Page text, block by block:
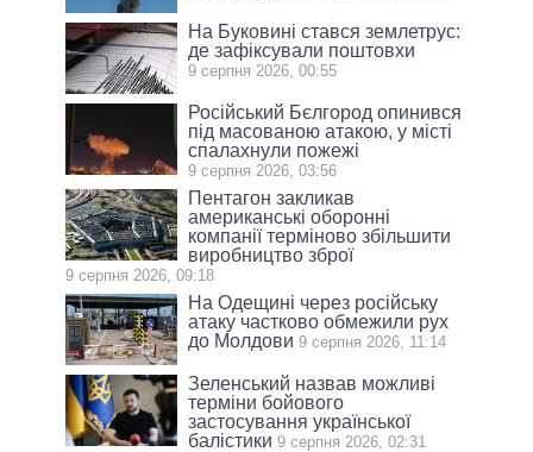
На Буковині стався землетрус:
де зафіксували поштовхи
9 серпня 2026, 00:55
Російський Бєлгород опинився
під масованою атакою, у місті
спалахнули пожежі
9 серпня 2026, 03:56
Пентагон закликав
американські оборонні
компанії терміново збільшити
виробництво зброї
9 серпня 2026, 09:18
На Одещині через російську
атаку частково обмежили рух
до Молдови 9 серпня 2026, 11:14
Зеленський назвав можливі
терміни бойового
застосування української
балістики 9 серпня 2026, 02:31